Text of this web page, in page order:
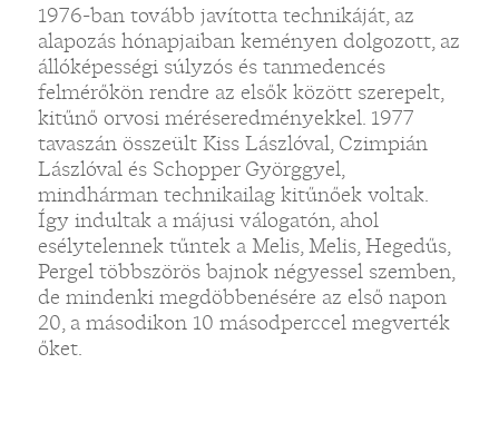
1976-ban tovább javította technikáját, az
alapozás hónapjaiban keményen dolgozott, az
állóképességi súlyzós és tanmedencés
felmérőkön rendre az elsők között szerepelt,
kitűnő orvosi méréseredményekkel. 1977
tavaszán összeült Kiss Lászlóval, Czimpián
Lászlóval és Schopper Györggyel,
mindhárman technikailag kitűnőek voltak.
Így indultak a májusi válogatón, ahol
esélytelennek tűntek a Melis, Melis, Hegedűs,
Pergel többszörös bajnok négyessel szemben,
de mindenki megdöbbenésére az első napon
20, a másodikon 10 másodperccel megverték
őket.